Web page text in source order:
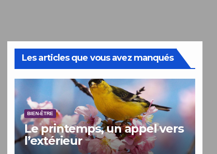
Les articles que vous avez manqués
BIEN-ÊTRE
Le printemps, un appel vers
l’extérieur